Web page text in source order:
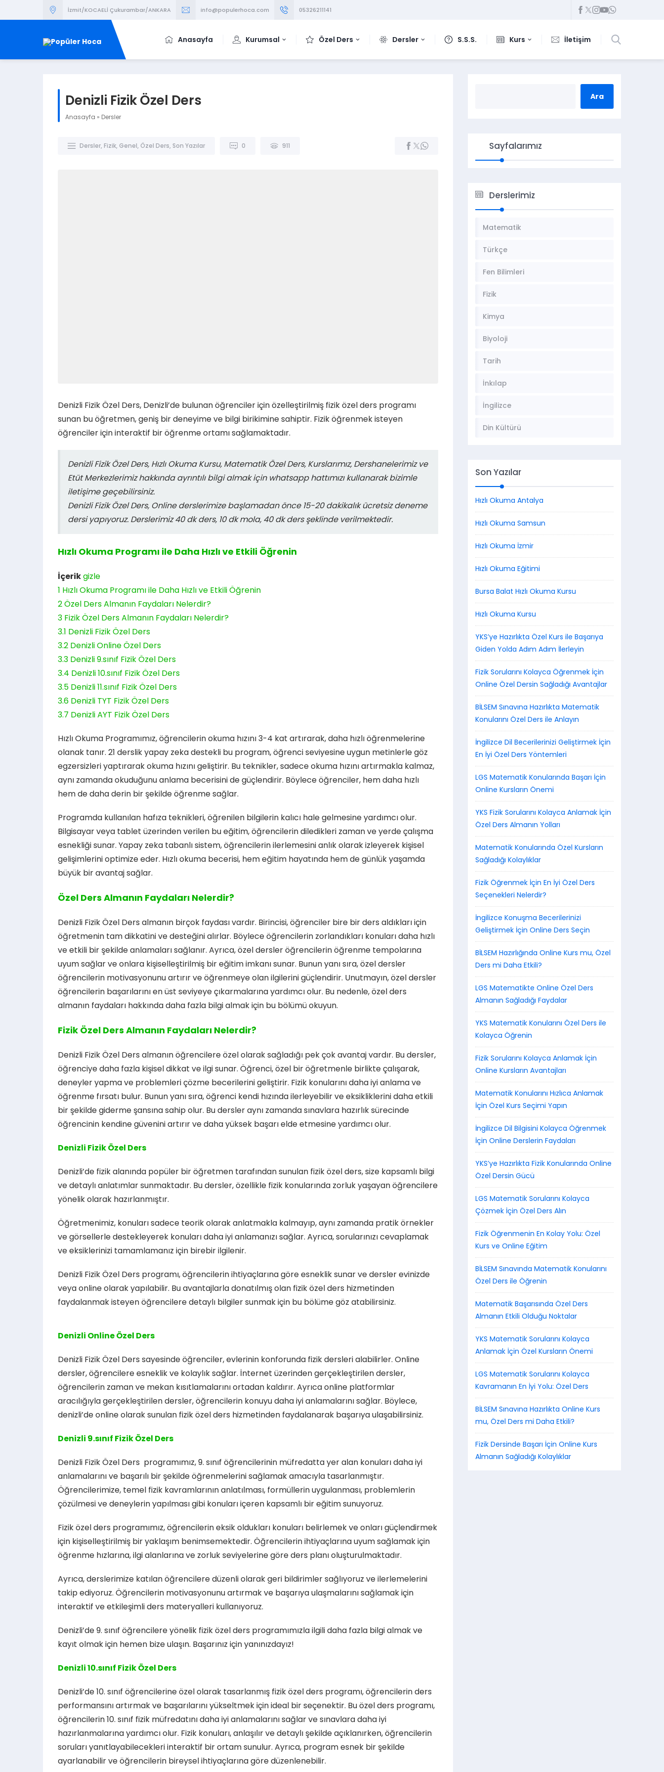
İzmit/KOCAELİ Çukurambar/ANKARA info@populerhoca.com 05326211141
Anasayfa Kurumsal Özel Ders Dersler S.S.S. Kurs İletişim
Denizli Fizik Özel Ders
Anasayfa » Dersler
Dersler, Fizik, Genel, Özel Ders, Son Yazılar 0 911
Denizli Fizik Özel Ders, Denizli’de bulunan öğrenciler için özelleştirilmiş fizik özel ders programı
sunan bu öğretmen, geniş bir deneyime ve bilgi birikimine sahiptir. Fizik öğrenmek isteyen
öğrenciler için interaktif bir öğrenme ortamı sağlamaktadır.
Denizli Fizik Özel Ders, Hızlı Okuma Kursu, Matematik Özel Ders, Kurslarımız, Dershanelerimiz ve
Etüt Merkezlerimiz hakkında ayrıntılı bilgi almak için whatsapp hattımızı kullanarak bizimle
iletişime geçebilirsiniz.
Denizli Fizik Özel Ders, Online derslerimize başlamadan önce 15-20 dakikalık ücretsiz deneme
dersi yapıyoruz. Derslerimiz 40 dk ders, 10 dk mola, 40 dk ders şeklinde verilmektedir.
Hızlı Okuma Programı ile Daha Hızlı ve Etkili Öğrenin
İçerikgizle
1 Hızlı Okuma Programı ile Daha Hızlı ve Etkili Öğrenin
2Özel Ders Almanın Faydaları Nelerdir?
3 Fizik Özel Ders Almanın Faydaları Nelerdir?
3.1 Denizli Fizik Özel Ders
3.2 Denizli Online Özel Ders
3.3 Denizli 9.sınıf Fizik Özel Ders
3.4 Denizli 10.sınıf Fizik Özel Ders
3.5 Denizli 11.sınıf Fizik Özel Ders
3.6 Denizli TYT Fizik Özel Ders
3.7 Denizli AYT Fizik Özel Ders
Hızlı Okuma Programımız, öğrencilerin okuma hızını 3-4 kat artırarak, daha hızlı öğrenmelerine
olanak tanır. 21 derslik yapay zeka destekli bu program, öğrenci seviyesine uygun metinlerle göz
egzersizleri yaptırarak okuma hızını geliştirir. Bu teknikler, sadece okuma hızını artırmakla kalmaz,
aynı zamanda okuduğunu anlama becerisini de güçlendirir. Böylece öğrenciler, hem daha hızlı
hem de daha derin bir şekilde öğrenme sağlar.
Programda kullanılan hafıza teknikleri, öğrenilen bilgilerin kalıcı hale gelmesine yardımcı olur.
Bilgisayar veya tablet üzerinden verilen bu eğitim, öğrencilerin diledikleri zaman ve yerde çalışma
esnekliği sunar. Yapay zeka tabanlı sistem, öğrencilerin ilerlemesini anlık olarak izleyerek kişisel
gelişimlerini optimize eder. Hızlı okuma becerisi, hem eğitim hayatında hem de günlük yaşamda
büyük bir avantaj sağlar.
Özel Ders Almanın Faydaları Nelerdir?
Denizli Fizik Özel Ders almanın birçok faydası vardır. Birincisi, öğrenciler bire bir ders aldıkları için
öğretmenin tam dikkatini ve desteğini alırlar. Böylece öğrencilerin zorlandıkları konuları daha hızlı
ve etkili bir şekilde anlamaları sağlanır. Ayrıca, özel dersler öğrencilerin öğrenme tempolarına
uyum sağlar ve onlara kişiselleştirilmiş bir eğitim imkanı sunar. Bunun yanı sıra, özel dersler
öğrencilerin motivasyonunu artırır ve öğrenmeye olan ilgilerini güçlendirir. Unutmayın, özel dersler
öğrencilerin başarılarını en üst seviyeye çıkarmalarına yardımcı olur. Bu nedenle, özel ders
almanın faydaları hakkında daha fazla bilgi almak için bu bölümü okuyun.
Fizik Özel Ders Almanın Faydaları Nelerdir?
Denizli Fizik Özel Ders almanın öğrencilere özel olarak sağladığı pek çok avantaj vardır. Bu dersler,
öğrenciye daha fazla kişisel dikkat ve ilgi sunar. Öğrenci, özel bir öğretmenle birlikte çalışarak,
deneyler yapma ve problemleri çözme becerilerini geliştirir. Fizik konularını daha iyi anlama ve
öğrenme fırsatı bulur. Bunun yanı sıra, öğrenci kendi hızında ilerleyebilir ve eksikliklerini daha etkili
bir şekilde giderme şansına sahip olur. Bu dersler aynı zamanda sınavlara hazırlık sürecinde
öğrencinin kendine güvenini artırır ve daha yüksek başarı elde etmesine yardımcı olur.
Denizli Fizik Özel Ders
Denizli’de fizik alanında popüler bir öğretmen tarafından sunulan fizik özel ders, size kapsamlı bilgi
ve detaylı anlatımlar sunmaktadır. Bu dersler, özellikle fizik konularında zorluk yaşayan öğrencilere
yönelik olarak hazırlanmıştır.
Öğretmenimiz, konuları sadece teorik olarak anlatmakla kalmayıp, aynı zamanda pratik örnekler
ve görsellerle destekleyerek konuları daha iyi anlamanızı sağlar. Ayrıca, sorularınızı cevaplamak
ve eksiklerinizi tamamlamanız için birebir ilgilenir.
Denizli Fizik Özel Ders programı, öğrencilerin ihtiyaçlarına göre esneklik sunar ve dersler evinizde
veya online olarak yapılabilir. Bu avantajlarla donatılmış olan fizik özel ders hizmetinden
faydalanmak isteyen öğrencilere detaylı bilgiler sunmak için bu bölüme göz atabilirsiniz.
Denizli Online Özel Ders
Denizli Fizik Özel Ders sayesinde öğrenciler, evlerinin konforunda fizik dersleri alabilirler. Online
dersler, öğrencilere esneklik ve kolaylık sağlar. İnternet üzerinden gerçekleştirilen dersler,
öğrencilerin zaman ve mekan kısıtlamalarını ortadan kaldırır. Ayrıca online platformlar
aracılığıyla gerçekleştirilen dersler, öğrencilerin konuyu daha iyi anlamalarını sağlar. Böylece,
denizli’de online olarak sunulan fizik özel ders hizmetinden faydalanarak başarıya ulaşabilirsiniz.
Denizli 9.sınıf Fizik Özel Ders
Denizli Fizik Özel Ders programımız, 9. sınıf öğrencilerinin müfredatta yer alan konuları daha iyi
anlamalarını ve başarılı bir şekilde öğrenmelerini sağlamak amacıyla tasarlanmıştır.
Öğrencilerimize, temel fizik kavramlarının anlatılması, formüllerin uygulanması, problemlerin
çözülmesi ve deneylerin yapılması gibi konuları içeren kapsamlı bir eğitim sunuyoruz.
Fizik özel ders programımız, öğrencilerin eksik oldukları konuları belirlemek ve onları güçlendirmek
için kişiselleştirilmiş bir yaklaşım benimsemektedir. Öğrencilerin ihtiyaçlarına uyum sağlamak için
öğrenme hızlarına, ilgi alanlarına ve zorluk seviyelerine göre ders planı oluşturulmaktadır.
Ayrıca, derslerimize katılan öğrencilere düzenli olarak geri bildirimler sağlıyoruz ve ilerlemelerini
takip ediyoruz. Öğrencilerin motivasyonunu artırmak ve başarıya ulaşmalarını sağlamak için
interaktif ve etkileşimli ders materyalleri kullanıyoruz.
Denizli’de 9. sınıf öğrencilere yönelik fizik özel ders programımızla ilgili daha fazla bilgi almak ve
kayıt olmak için hemen bize ulaşın. Başarınız için yanınızdayız!
Denizli 10.sınıf Fizik Özel Ders
Denizli’de 10. sınıf öğrencilerine özel olarak tasarlanmış fizik özel ders programı, öğrencilerin ders
performansını artırmak ve başarılarını yükseltmek için ideal bir seçenektir. Bu özel ders programı,
öğrencilerin 10. sınıf fizik müfredatını daha iyi anlamalarını sağlar ve sınavlara daha iyi
hazırlanmalarına yardımcı olur. Fizik konuları, anlaşılır ve detaylı şekilde açıklanırken, öğrencilerin
soruları yanıtlayabilecekleri interaktif bir ortam sunulur. Ayrıca, program esnek bir şekilde
ayarlanabilir ve öğrencilerin bireysel ihtiyaçlarına göre düzenlenebilir.
Sayfalarımız
Derslerimiz
Matematik
Türkçe
Fen Bilimleri
Fizik
Kimya
Biyoloji
Tarih
İnkılap
İngilizce
Din Kültürü
Son Yazılar
Hızlı Okuma Antalya
Hızlı Okuma Samsun
Hızlı Okuma İzmir
Hızlı Okuma Eğitimi
Bursa Balat Hızlı Okuma Kursu
Hızlı Okuma Kursu
YKS’ye Hazırlıkta Özel Kurs ile Başarıya
Giden Yolda Adım Adım İlerleyin
Fizik Sorularını Kolayca Öğrenmek İçin
Online Özel Dersin Sağladığı Avantajlar
BİLSEM Sınavına Hazırlıkta Matematik
Konularını Özel Ders ile Anlayın
İngilizce Dil Becerilerinizi Geliştirmek İçin
En İyi Özel Ders Yöntemleri
LGS Matematik Konularında Başarı İçin
Online Kursların Önemi
YKS Fizik Sorularını Kolayca Anlamak İçin
Özel Ders Almanın Yolları
Matematik Konularında Özel Kursların
Sağladığı Kolaylıklar
Fizik Öğrenmek İçin En İyi Özel Ders
Seçenekleri Nelerdir?
İngilizce Konuşma Becerilerinizi
Geliştirmek İçin Online Ders Seçin
BİLSEM Hazırlığında Online Kurs mu, Özel
Ders mi Daha Etkili?
LGS Matematikte Online Özel Ders
Almanın Sağladığı Faydalar
YKS Matematik Konularını Özel Ders ile
Kolayca Öğrenin
Fizik Sorularını Kolayca Anlamak İçin
Online Kursların Avantajları
Matematik Konularını Hızlıca Anlamak
İçin Özel Kurs Seçimi Yapın
İngilizce Dil Bilgisini Kolayca Öğrenmek
İçin Online Derslerin Faydaları
YKS’ye Hazırlıkta Fizik Konularında Online
Özel Dersin Gücü
LGS Matematik Sorularını Kolayca
Çözmek İçin Özel Ders Alın
Fizik Öğrenmenin En Kolay Yolu: Özel
Kurs ve Online Eğitim
BİLSEM Sınavında Matematik Konularını
Özel Ders ile Öğrenin
Matematik Başarısında Özel Ders
Almanın Etkili Olduğu Noktalar
YKS Matematik Sorularını Kolayca
Anlamak İçin Özel Kursların Önemi
LGS Matematik Sorularını Kolayca
Kavramanın En İyi Yolu: Özel Ders
BİLSEM Sınavına Hazırlıkta Online Kurs
mu, Özel Ders mi Daha Etkili?
Fizik Dersinde Başarı İçin Online Kurs
Almanın Sağladığı Kolaylıklar